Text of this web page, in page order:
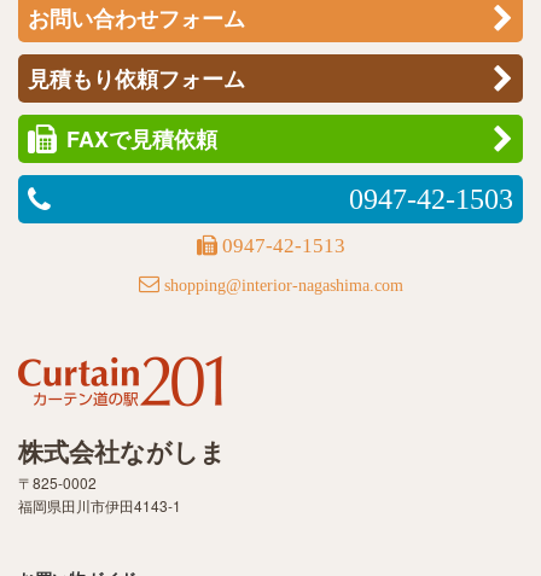
お問い合わせフォーム
見積もり依頼フォーム
FAXで見積依頼
0947-42-1503
0947-42-1513
shopping@interior-nagashima.com
株式会社ながしま
〒825-0002
福岡県田川市伊田4143-1